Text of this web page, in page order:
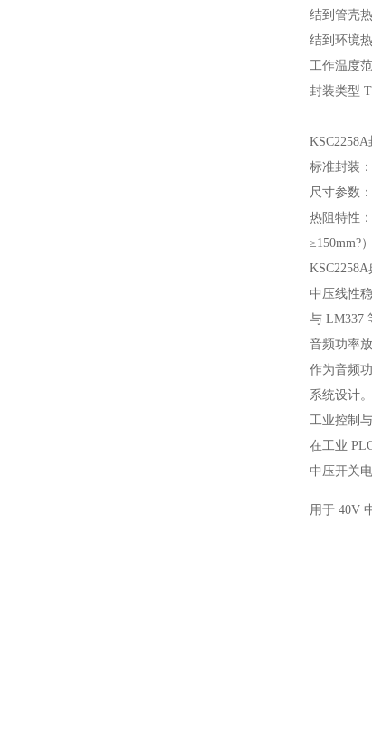
结到管壳
结到环境
工作温度
封装类型
标准封装
尺寸参数
热阻特性
≥150mm?
中压线性
与 LM337
音频功率
作为音频
系统设计。
工业控制
在工业
中压开关
用于 40V